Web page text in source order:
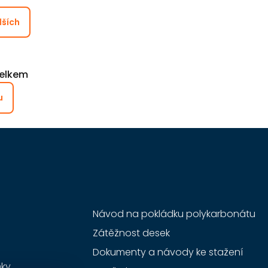
Návod na pokládku polykarbonátu
Zátěžnost desek
Dokumenty a návody ke stažení